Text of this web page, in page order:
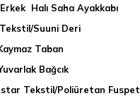
Halı Saha Ayakkabı
Suuni Deri
Taban
Bağcık
Tekstil/Poliüretan Fuspet